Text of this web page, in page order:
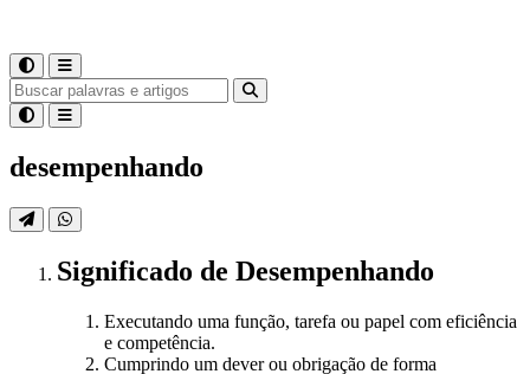
desempenhando
Significado de Desempenhando
Executando uma função, tarefa ou papel com eficiência
e competência.
Cumprindo um dever ou obrigação de forma